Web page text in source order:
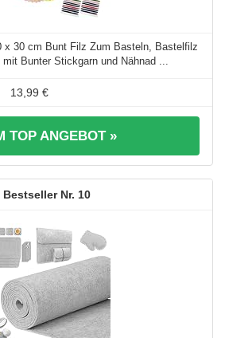
x 30 cm Bunt Filz Zum Basteln, Bastelfilz
Bunter Stickgarn und Nähnad ...
13,99 €
TOP ANGEBOT »
10